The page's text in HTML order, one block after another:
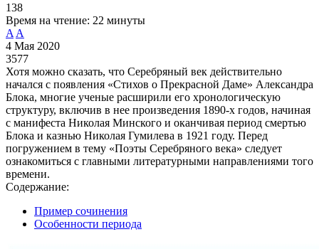
138
Время на чтение: 22 минуты
A A
4 Мая 2020
3577
Хотя можно сказать, что Серебряный век действительно
начался с появления «Стихов о Прекрасной Даме» Александра
Блока, многие ученые расширили его хронологическую
структуру, включив в нее произведения 1890-х годов, начиная
с манифеста Николая Минского и оканчивая период смертью
Блока и казнью Николая Гумилева в 1921 году. Перед
погружением в тему «Поэты Серебряного века» следует
ознакомиться с главными литературными направлениями того
времени.
Содержание:
Пример сочинения
Особенности периода